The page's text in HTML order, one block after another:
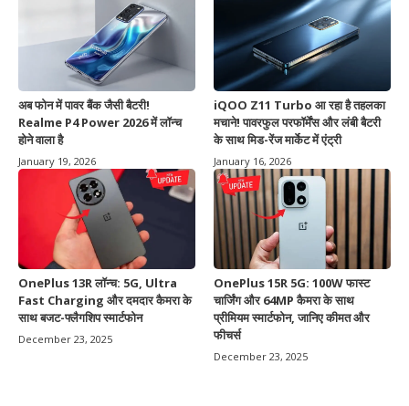
अब फोन में पावर बैंक जैसी बैटरी!
Realme P4 Power 2026 में लॉन्च
होने वाला है
January 19, 2026
iQOO Z11 Turbo आ रहा है तहलका
मचाने! पावरफुल परफॉर्मेंस और लंबी बैटरी
के साथ मिड-रेंज मार्केट में एंट्री
January 16, 2026
OnePlus 13R लॉन्च: 5G, Ultra
Fast Charging और दमदार कैमरा के
साथ बजट-फ्लैगशिप स्मार्टफोन
December 23, 2025
OnePlus 15R 5G: 100W फास्ट
चार्जिंग और 64MP कैमरा के साथ
प्रीमियम स्मार्टफोन, जानिए कीमत और
फीचर्स
December 23, 2025